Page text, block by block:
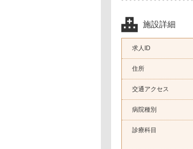
施設詳細
求人ID
住所
交通アクセス
病院種別
診療科目